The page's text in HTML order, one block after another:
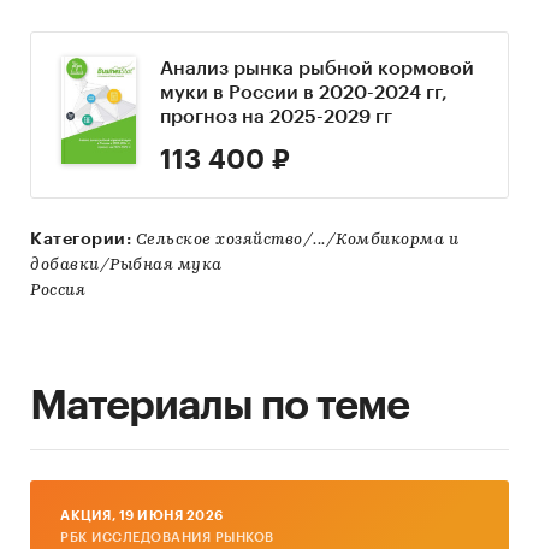
Анализ рынка рыбной кормовой
муки в России в 2020-2024 гг,
прогноз на 2025-2029 гг
113 400 ₽
Категории: Сельское хозяйство/.../Комбикорма и
добавки/Рыбная мука
Россия
Материалы по теме
AКЦИЯ, 19 ИЮНЯ 2026
РБК ИССЛЕДОВАНИЯ РЫНКОВ